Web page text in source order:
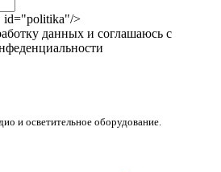
id="politika"/>
данных и соглашаюсь с
и осветительное оборудование.